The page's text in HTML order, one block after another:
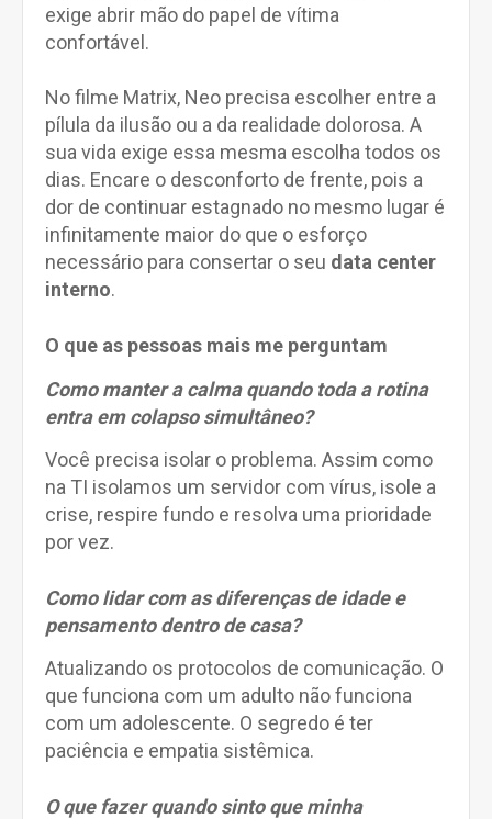
exige abrir mão do papel de vítima
confortável.
No filme Matrix, Neo precisa escolher entre a
pílula da ilusão ou a da realidade dolorosa. A
sua vida exige essa mesma escolha todos os
dias. Encare o desconforto de frente, pois a
dor de continuar estagnado no mesmo lugar é
infinitamente maior do que o esforço
necessário para consertar o seu data center
interno.
O que as pessoas mais me perguntam
Como manter a calma quando toda a rotina
entra em colapso simultâneo?
Você precisa isolar o problema. Assim como
na TI isolamos um servidor com vírus, isole a
crise, respire fundo e resolva uma prioridade
por vez.
Como lidar com as diferenças de idade e
pensamento dentro de casa?
Atualizando os protocolos de comunicação. O
que funciona com um adulto não funciona
com um adolescente. O segredo é ter
paciência e empatia sistêmica.
O que fazer quando sinto que minha